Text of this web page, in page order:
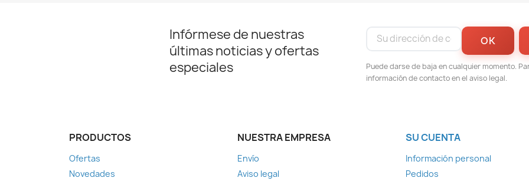
Infórmese de nuestras
últimas noticias y ofertas
especiales
Puede darse de baja en cualquier momento.
información de contacto en el aviso legal.
PRODUCTOS
Ofertas
Novedades
NUESTRA EMPRESA
Envío
Aviso legal
SU CUENTA
Información personal
Pedidos